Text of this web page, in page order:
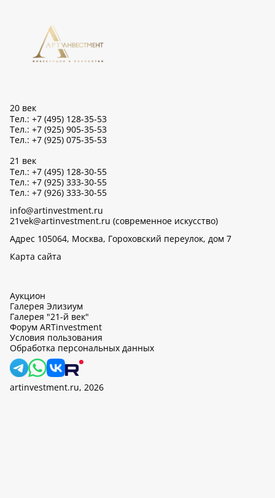
20 век
Тел.: +7 (495) 128-35-53
Тел.: +7 (925) 905-35-53
Тел.: +7 (925) 075-35-53
21 век
Тел.: +7 (495) 128-30-55
Тел.: +7 (925) 333-30-55
Тел.: +7 (926) 333-30-55
info@artinvestment.ru
21vek@artinvestment.ru (современное искусство)
Адрес 105064, Москва, Гороховский переулок, дом 7
Карта сайта
Аукцион
Галерея Элизиум
Галерея "21-й век"
Форум ARTinvestment
Условия пользования
Обработка персональных данных
artinvestment.ru, 2026